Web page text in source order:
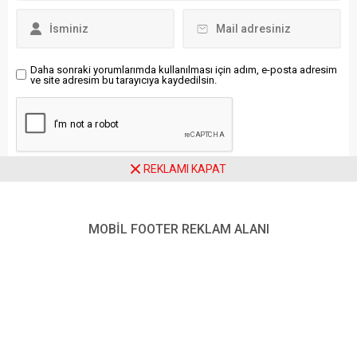
maliyeti daha büyük
Cihat Yaycı, Kuzey Bavyera
tarafından...
Daha sonraki yorumlarımda kullanılması için adım, e-posta adresim
ve site adresim bu tarayıcıya kaydedilsin.
REKLAMI KAPAT
MOBİL FOOTER REKLAM ALANI